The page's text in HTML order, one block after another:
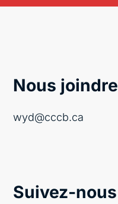
Nous joindre
wyd@cccb.ca
Suivez-nous